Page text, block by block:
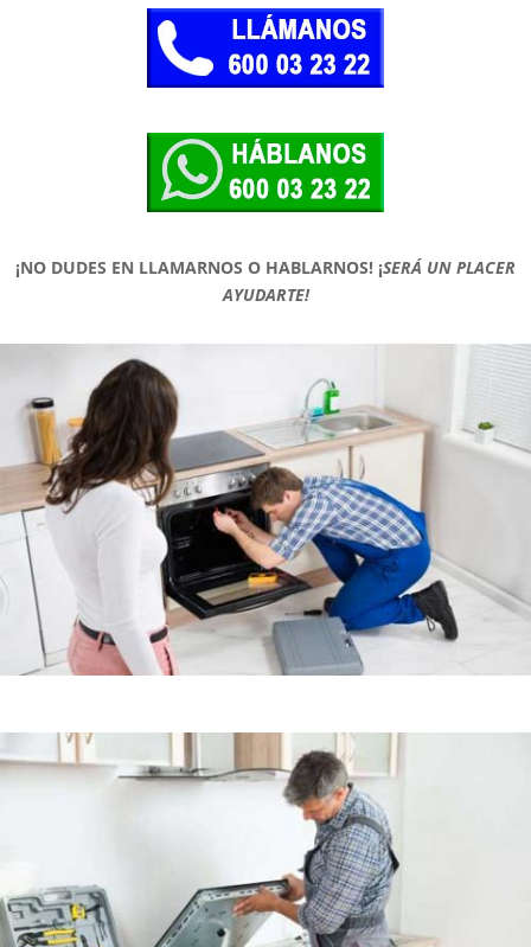
¡NO DUDES EN LLAMARNOS O HABLARNOS! ¡SERÁ UN PLACER
AYUDARTE!